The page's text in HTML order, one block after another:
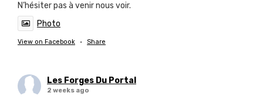
N’hésiter pas à venir nous voir.
Photo
View on Facebook · Share
Les Forges Du Portal
2 weeks ago